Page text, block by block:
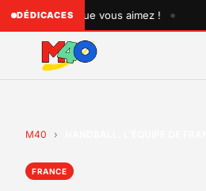
DÉDICACESque vous aimez ! •
M40 ›
FRANCE